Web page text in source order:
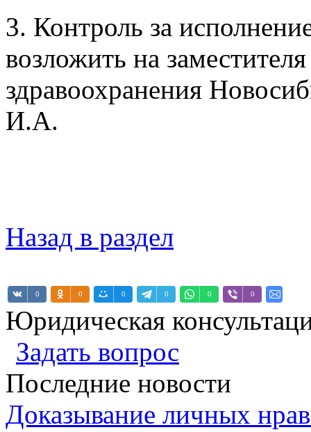
3. Контроль за
возложить на
здравоохранения
И.А.
Назад в раздел
0 0 0 0 0 0
Юридическая
Задать вопрос
Последние новости
Доказывание личных